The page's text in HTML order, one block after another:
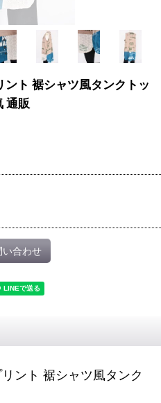
ト 裾シャツ風タンクトッ
通販
い合わせ
ント 裾シャツ風タンク